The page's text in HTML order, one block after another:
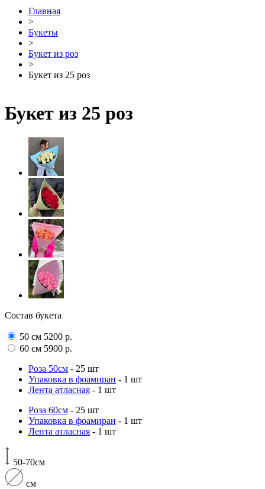
Главная
>
Букеты
>
Букет из роз
>
Букет из 25 роз
Букет из 25 роз
Состав букета
50 см 5200 р.
60 см 5900 р.
Роза 50см - 25 шт
Упаковка в фоамиран - 1 шт
Лента атласная - 1 шт
Роза 60см - 25 шт
Упаковка в фоамиран - 1 шт
Лента атласная - 1 шт
50-70см
см